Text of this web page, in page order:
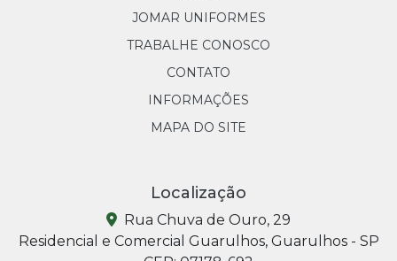
JOMAR UNIFORMES
TRABALHE CONOSCO
CONTATO
INFORMAÇÕES
MAPA DO SITE
Localização
Rua Chuva de Ouro, 29
Residencial e Comercial Guarulhos, Guarulhos - SP